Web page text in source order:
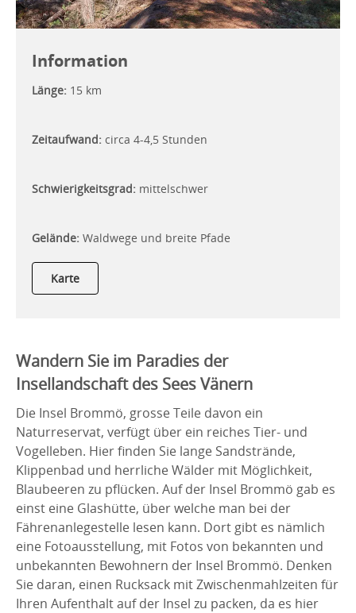
Information
Länge: 15 km
Zeitaufwand: circa 4-4,5 Stunden
Schwierigkeitsgrad: mittelschwer
Gelände: Waldwege und breite Pfade
Karte
Wandern Sie im Paradies der
Insellandschaft des Sees Vänern
Die Insel Brommö, grosse Teile davon ein
Naturreservat, verfügt über ein reiches Tier- und
Vogelleben. Hier finden Sie lange Sandstrände,
Klippenbad und herrliche Wälder mit Möglichkeit,
Blaubeeren zu pflücken. Auf der Insel Brommö gab es
einst eine Glashütte, über welche man bei der
Fährenanlegestelle lesen kann. Dort gibt es nämlich
eine Fotoausstellung, mit Fotos von bekannten und
unbekannten Bewohnern der Insel Brommö. Denken
Sie daran, einen Rucksack mit Zwischenmahlzeiten für
Ihren Aufenthalt auf der Insel zu packen, da es hier